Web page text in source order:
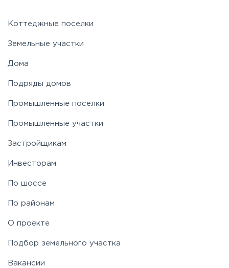
Коттеджные поселки
Земельные участки
Дома
Подряды домов
Промышленные поселки
Промышленные участки
Застройщикам
Инвесторам
По шоссе
По районам
О проекте
Подбор земельного участка
Вакансии